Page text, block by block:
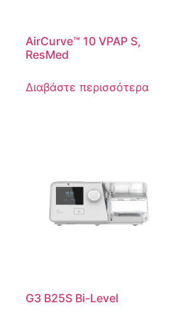
AirCurve™ 10 VPAP S,
ResMed
Διαβάστε περισσότερα
G3 B25S Bi-Level